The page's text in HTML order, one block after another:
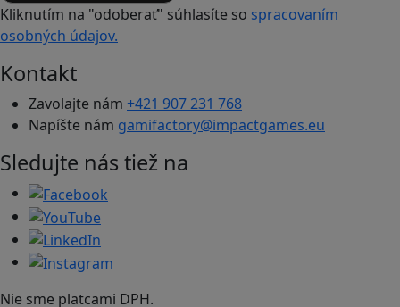
Kliknutím na "odoberať" súhlasíte so spracovaním
osobných údajov.
Kontakt
Zavolajte nám +421 907 231 768
Napíšte nám gamifactory@impactgames.eu
Sledujte nás tiež na
Nie sme platcami DPH.